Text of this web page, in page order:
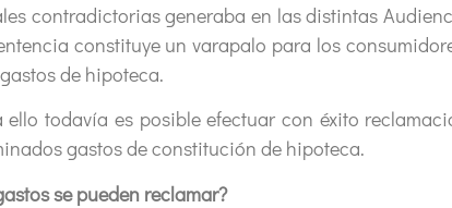
contradictorias generaba en las distintas
constituye un varapalo para los
de hipoteca.
ello todavía es posible efectuar con éxito
gastos de constitución de hipoteca.
se pueden reclamar?